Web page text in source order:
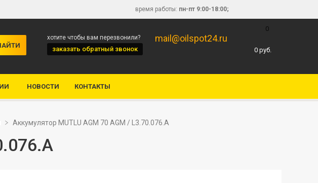
0
0руб.
время работы: пн-пт 9:00-18:00;
хотите чтобы вам перезвонили?
заказать обратный звонок
mail@oilspot24.ru
НОВОСТИ КОНТАКТЫ
Аккумулятор MUTLU AGM 70 AGM / L3.70.076.A